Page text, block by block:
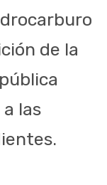
de la
las